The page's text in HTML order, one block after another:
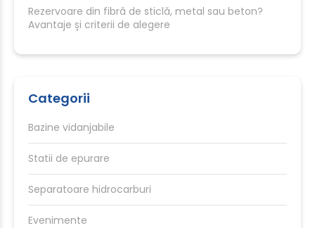
Rezervoare din fibră de sticlă, metal sau beton?
Avantaje și criterii de alegere
Categorii
Bazine vidanjabile
Statii de epurare
Separatoare hidrocarburi
Evenimente